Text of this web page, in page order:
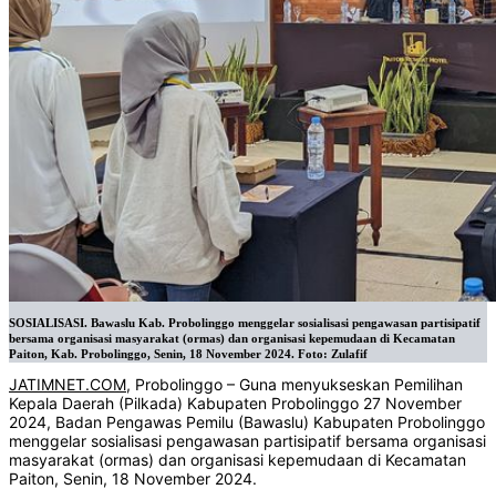
SOSIALISASI. Bawaslu Kab. Probolinggo menggelar sosialisasi pengawasan partisipatif
bersama organisasi masyarakat (ormas) dan organisasi kepemudaan di Kecamatan
Paiton, Kab. Probolinggo, Senin, 18 November 2024. Foto: Zulafif
JATIMNET.COM, Probolinggo – Guna menyukseskan Pemilihan
Kepala Daerah (Pilkada) Kabupaten Probolinggo 27 November
2024, Badan Pengawas Pemilu (Bawaslu) Kabupaten Probolinggo
menggelar sosialisasi pengawasan partisipatif bersama organisasi
masyarakat (ormas) dan organisasi kepemudaan di Kecamatan
Paiton, Senin, 18 November 2024.